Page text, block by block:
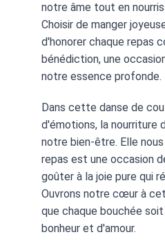
notre âme tout en
Choisir de manger
d'honorer chaque repas
bénédiction, une
notre essence profonde.
Dans cette danse de
d'émotions, la nourriture
notre bien-être. Elle
repas est une occasion
goûter à la joie pure qui
Ouvrons notre cœur à
que chaque bouchée
bonheur et d'amour.